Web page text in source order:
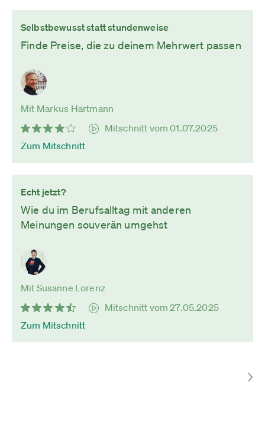
Selbstbewusst statt stundenweise
Finde Preise, die zu deinem Mehrwert passen
Mit Markus Hartmann
Mitschnitt vom 01.07.2025
Zum Mitschnitt
Echt jetzt?
Wie du im Berufsalltag mit anderen
Meinungen souverän umgehst
Mit Susanne Lorenz
Mitschnitt vom 27.05.2025
Zum Mitschnitt